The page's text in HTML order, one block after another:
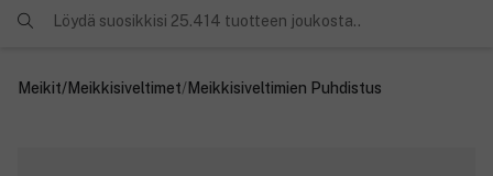
Löydä suosikkisi 25.414 tuotteen joukosta..
Meikit/Meikkisiveltimet/Meikkisiveltimien Puhdistus